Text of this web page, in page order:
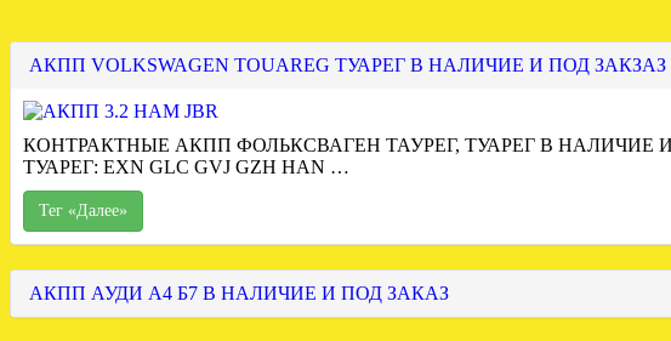
АКПП VOLKSWAGEN TOUAREG ТУАРЕГ В НАЛИЧИЕ И ПОД ЗАКЗАЗ
КОНТРАКТНЫЕ АКПП ФОЛЬКСВАГЕН ТАУРЕГ, ТУАРЕГ В НАЛИЧИЕ
ТУАРЕГ: EXN GLC GVJ GZH HAN …
Тег «Далее»
АКПП АУДИ А4 Б7 В НАЛИЧИЕ И ПОД ЗАКАЗ